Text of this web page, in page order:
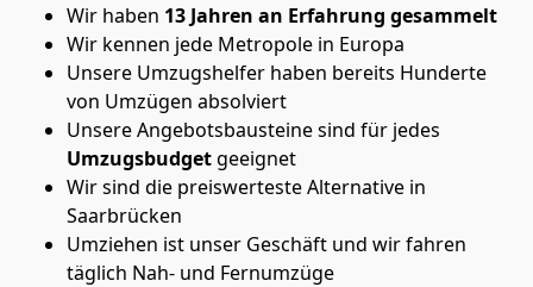
Wir haben 13 Jahren an Erfahrung gesammelt
Wir kennen jede Metropole in Europa
Unsere Umzugshelfer haben bereits Hunderte
von Umzügen absolviert
Unsere Angebotsbausteine sind für jedes
Umzugsbudgetgeeignet
Wir sind die preiswerteste Alternative in
Saarbrücken
Umziehen ist unser Geschäft und wir fahren
täglich Nah- und Fernumzüge